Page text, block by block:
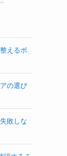
えるポ
の選び
敗しな